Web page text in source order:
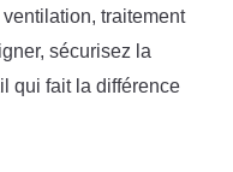
traitement
sécurisez la
qui fait la différence